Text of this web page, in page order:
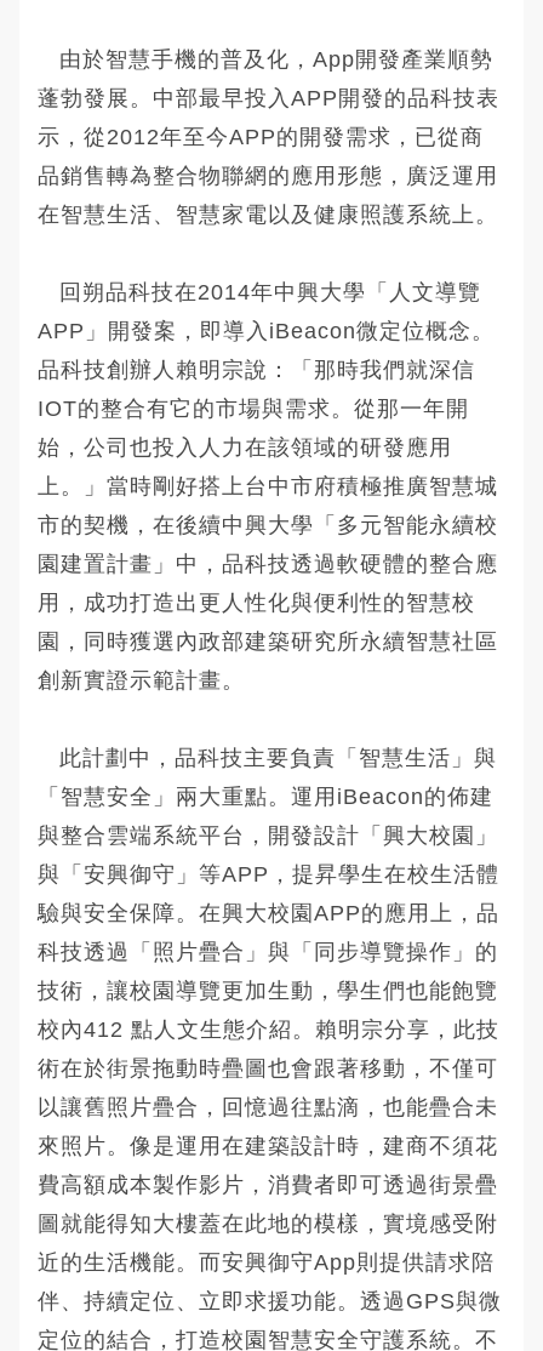
由於智慧手機的普及化，App開發產業順勢
蓬勃發展。中部最早投入APP開發的品科技表
示，從2012年至今APP的開發需求，已從商
品銷售轉為整合物聯網的應用形態，廣泛運用
在智慧生活、智慧家電以及健康照護系統上。
回朔品科技在2014年中興大學「人文導覽
APP」開發案，即導入iBeacon微定位概念。
品科技創辦人賴明宗說：「那時我們就深信
IOT的整合有它的市場與需求。從那一年開
始，公司也投入人力在該領域的研發應用
上。」當時剛好搭上台中市府積極推廣智慧城
市的契機，在後續中興大學「多元智能永續校
園建置計畫」中，品科技透過軟硬體的整合應
用，成功打造出更人性化與便利性的智慧校
園，同時獲選內政部建築研究所永續智慧社區
創新實證示範計畫。
此計劃中，品科技主要負責「智慧生活」與
「智慧安全」兩大重點。運用iBeacon的佈建
與整合雲端系統平台，開發設計「興大校園」
與「安興御守」等APP，提昇學生在校生活體
驗與安全保障。在興大校園APP的應用上，品
科技透過「照片疊合」與「同步導覽操作」的
技術，讓校園導覽更加生動，學生們也能飽覽
校內412 點人文生態介紹。賴明宗分享，此技
術在於街景拖動時疊圖也會跟著移動，不僅可
以讓舊照片疊合，回憶過往點滴，也能疊合未
來照片。像是運用在建築設計時，建商不須花
費高額成本製作影片，消費者即可透過街景疊
圖就能得知大樓蓋在此地的模樣，實境感受附
近的生活機能。而安興御守App則提供請求陪
伴、持續定位、立即求援功能。透過GPS與微
定位的結合，打造校園智慧安全守護系統。不